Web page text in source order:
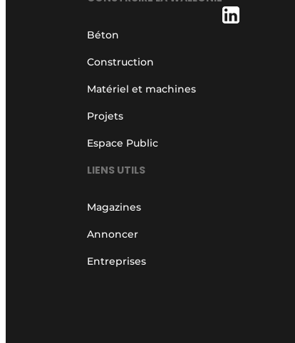
Béton
Construction
Matériel et machines
Projets
Espace Public
LIENS UTILS
Magazines
Annoncer
Entreprises